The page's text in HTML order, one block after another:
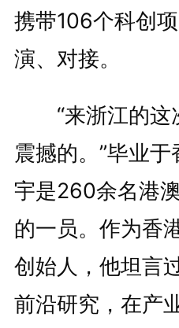
携带106个科创
演、对接。
“来浙江的这
震撼的。”毕业
宇是260余名港
的一员。作为香
创始人，他坦言
前沿研究，在产